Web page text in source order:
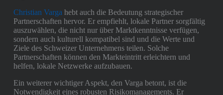
Christian Varga hebt auch die Bedeutung strategischer
Partnerschaften hervor. Er empfiehlt, lokale Partner sorgfältig
auszuwählen, die nicht nur über Marktkenntnisse verfügen,
sondern auch kulturell kompatibel sind und die Werte und
Ziele des Schweizer Unternehmens teilen. Solche
Partnerschaften können den Markteintritt erleichtern und
helfen, lokale Netzwerke aufzubauen.
Ein weiterer wichtiger Aspekt, den Varga betont, ist die
Notwendigkeit eines robusten Risikomanagements. Er